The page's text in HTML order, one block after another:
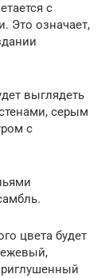
с
Это означает,
выглядеть
серым
с
цвета будет